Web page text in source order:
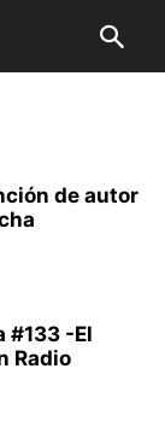
de autor
#133 -El
Radio